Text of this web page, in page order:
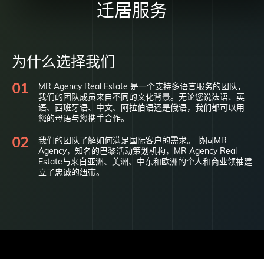
迁居服务
为什么选择我们
MR Agency Real Estate 是一个支持多语言服务的团队，
我们的团队成员来自不同的文化背景。无论您说法语、英
语、西班牙语、中文、阿拉伯语还是俄语，我们都可以用
您的母语与您携手合作。
我们的团队了解如何满足国际客户的需求。 协同MR
Agency，知名的巴黎活动策划机构，MR Agency Real
Estate与来自亚洲、美洲、中东和欧洲的个人和商业领袖建
立了忠诚的纽带。